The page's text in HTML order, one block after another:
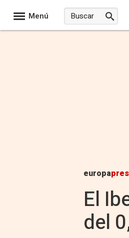
Menú
europa
El
del